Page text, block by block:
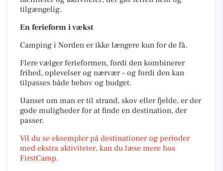
tilgængelig.
En ferieform i vækst
Camping i Norden er ikke længere kun for de få.
Flere vælger ferieformen, fordi den kombinerer
frihed, oplevelser og nærvær – og fordi den kan
tilpasses både behov og budget.
Uanset om man er til strand, skov eller fjelde, er der
gode muligheder for at finde en destination, der
passer.
Vil du se eksempler på destinationer og perioder
med ekstra aktiviteter, kan du læse mere hos
FirstCamp.